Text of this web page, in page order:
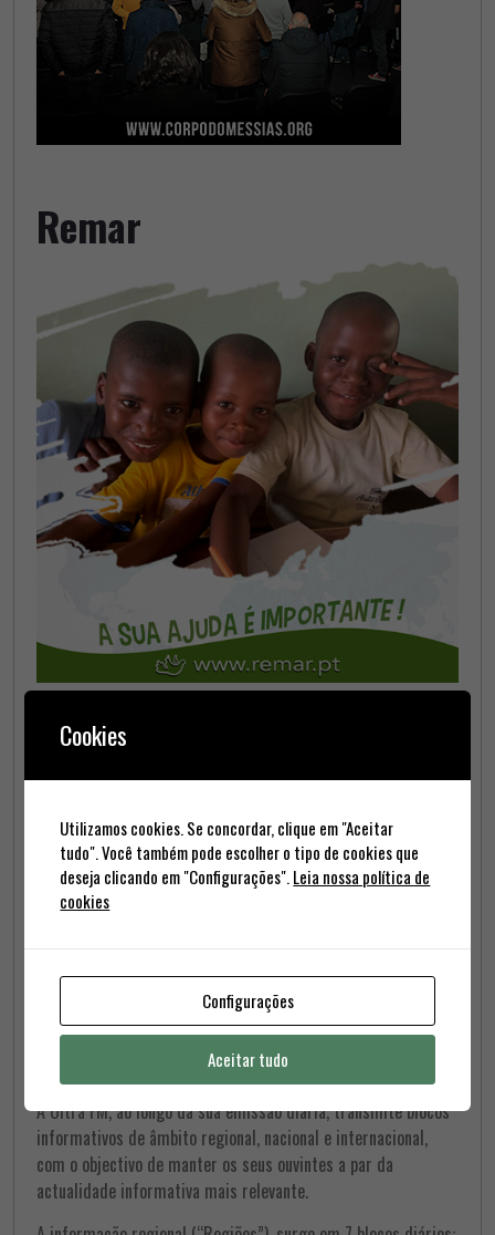
Remar
Informação na Ultra FM
A Ultra FM, ao longo da sua emissão diária, transmite blocos
informativos de âmbito regional, nacional e internacional,
com o objectivo de manter os seus ouvintes a par da
actualidade informativa mais relevante.
Cookies
Utilizamos cookies. Se concordar, clique em "Aceitar
tudo". Você também pode escolher o tipo de cookies que
deseja clicando em "Configurações".Leia nossa política de
cookies
Configurações
Aceitar tudo